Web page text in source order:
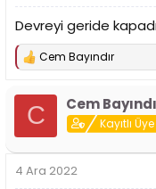
Devreyi geride
T
:
Cem Bayındır
C Cem
Kayıtlı Üye
4 Ara 2022